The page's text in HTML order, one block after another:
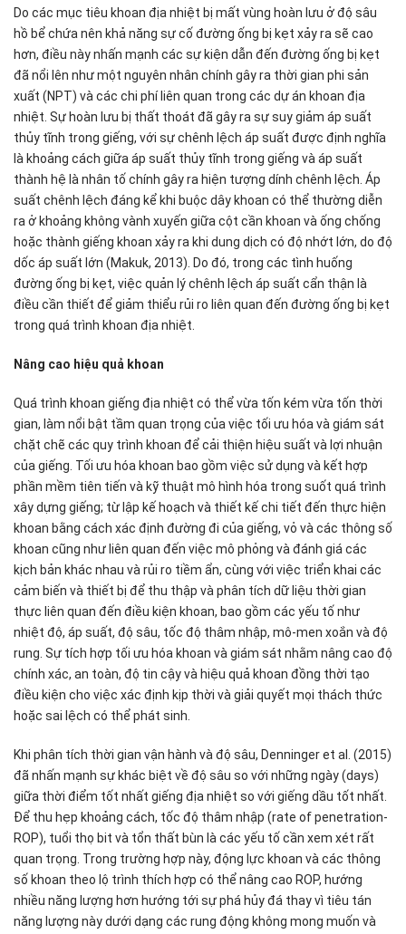
Do các mục tiêu khoan địa nhiệt bị mất vùng hoàn lưu ở độ sâu
hồ bể chứa nên khả năng sự cố đường ống bị kẹt xảy ra sẽ cao
hơn, điều này nhấn mạnh các sự kiện dẫn đến đường ống bị kẹt
đã nổi lên như một nguyên nhân chính gây ra thời gian phi sản
xuất (NPT) và các chi phí liên quan trong các dự án khoan địa
nhiệt. Sự hoàn lưu bị thất thoát đã gây ra sự suy giảm áp suất
thủy tĩnh trong giếng, với sự chênh lệch áp suất được định nghĩa
là khoảng cách giữa áp suất thủy tĩnh trong giếng và áp suất
thành hệ là nhân tố chính gây ra hiện tượng dính chênh lệch. Áp
suất chênh lệch đáng kể khi buộc dây khoan có thể thường diễn
ra ở khoảng không vành xuyến giữa cột cần khoan và ống chống
hoặc thành giếng khoan xảy ra khi dung dịch có độ nhớt lớn, do độ
dốc áp suất lớn (Makuk, 2013). Do đó, trong các tình huống
đường ống bị kẹt, việc quản lý chênh lệch áp suất cẩn thận là
điều cần thiết để giảm thiểu rủi ro liên quan đến đường ống bị kẹt
trong quá trình khoan địa nhiệt.
Nâng cao hiệu quả khoan
Quá trình khoan giếng địa nhiệt có thể vừa tốn kém vừa tốn thời
gian, làm nổi bật tầm quan trọng của việc tối ưu hóa và giám sát
chặt chẽ các quy trình khoan để cải thiện hiệu suất và lợi nhuận
của giếng. Tối ưu hóa khoan bao gồm việc sử dụng và kết hợp
phần mềm tiên tiến và kỹ thuật mô hình hóa trong suốt quá trình
xây dựng giếng; từ lập kế hoạch và thiết kế chi tiết đến thực hiện
khoan bằng cách xác định đường đi của giếng, vỏ và các thông số
khoan cũng như liên quan đến việc mô phỏng và đánh giá các
kịch bản khác nhau và rủi ro tiềm ẩn, cùng với việc triển khai các
cảm biến và thiết bị để thu thập và phân tích dữ liệu thời gian
thực liên quan đến điều kiện khoan, bao gồm các yếu tố như
nhiệt độ, áp suất, độ sâu, tốc độ thâm nhập, mô-men xoắn và độ
rung. Sự tích hợp tối ưu hóa khoan và giám sát nhằm nâng cao độ
chính xác, an toàn, độ tin cậy và hiệu quả khoan đồng thời tạo
điều kiện cho việc xác định kịp thời và giải quyết mọi thách thức
hoặc sai lệch có thể phát sinh.
Khi phân tích thời gian vận hành và độ sâu, Denninger et al. (2015)
đã nhấn mạnh sự khác biệt về độ sâu so với những ngày (days)
giữa thời điểm tốt nhất giếng địa nhiệt so với giếng dầu tốt nhất.
Để thu hẹp khoảng cách, tốc độ thâm nhập (rate of penetration-
ROP), tuổi thọ bit và tổn thất bùn là các yếu tố cần xem xét rất
quan trọng. Trong trường hợp này, động lực khoan và các thông
số khoan theo lộ trình thích hợp có thể nâng cao ROP, hướng
nhiều năng lượng hơn hướng tới sự phá hủy đá thay vì tiêu tán
năng lượng này dưới dạng các rung động không mong muốn và